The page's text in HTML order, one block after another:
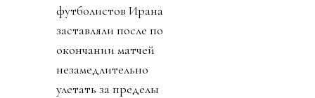
футболистов Ирана
заставляли после по
окончании матчей
незамедлительно
улетать за пределы